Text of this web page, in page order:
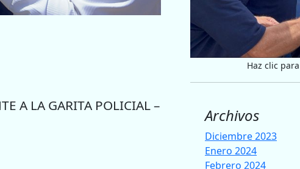
A LA GARITA POLICIAL –
Haz clic
Archivos
Diciembre 2023
Enero 2024
Febrero 2024